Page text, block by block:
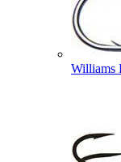
Williams